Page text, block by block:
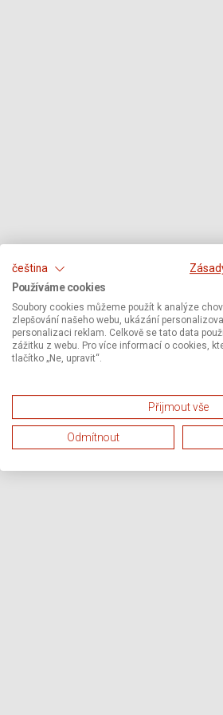
čeština
Používáme cookies
Soubory cookies můžeme použít k analýze
zlepšování našeho webu, ukázání
personalizaci reklam. Celkově se tato data
zážitku z webu. Pro více informací o cookies,
tlačítko „Ne, upravit“.
Přijmout vše
Odmítnout